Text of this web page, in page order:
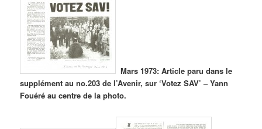
Mars 1973: Article paru dans le
supplément au no.203 de l’Avenir, sur ‘Votez SAV’ – Yann
Fouéré au centre de la photo.